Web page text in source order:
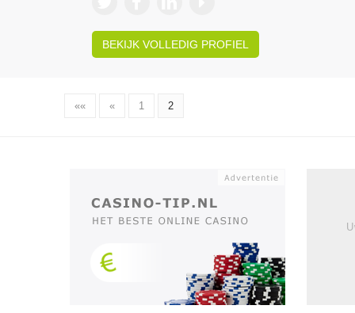
BEKIJK VOLLEDIG PROFIEL
«« « 1 2